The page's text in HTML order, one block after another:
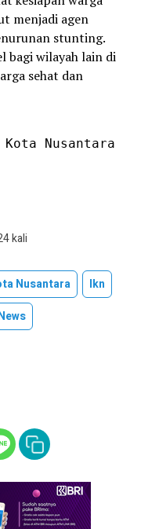
menjadi agen
stunting.
bagi wilayah lain di
sehat dan
Nusantara
kali
Nusantara
Ikn